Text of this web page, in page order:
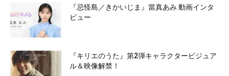
『忌怪島／きかいじま』當真あみ 動画インタ
ビュー
『キリエのうた』第2弾キャラクタービジュア
ル＆映像解禁！